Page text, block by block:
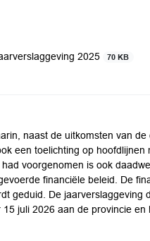
2025
70 KB
naast de uitkomsten van
een toelichting op hoofdlijnen
voorgenomen is ook
financiële beleid. De
geduid. De jaarverslaggeving
juli 2026 aan de provincie en